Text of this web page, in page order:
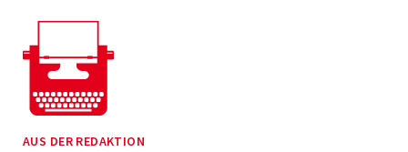
AUS DER REDAKTION